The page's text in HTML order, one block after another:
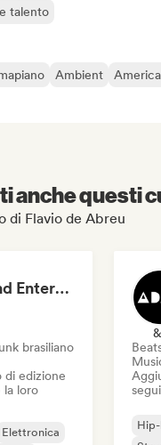
talento
Ambient
anche questi
di Flavio de Abreu
Dreamers Island Entertainment
brasiliano
di edizione
la loro
Elettronica